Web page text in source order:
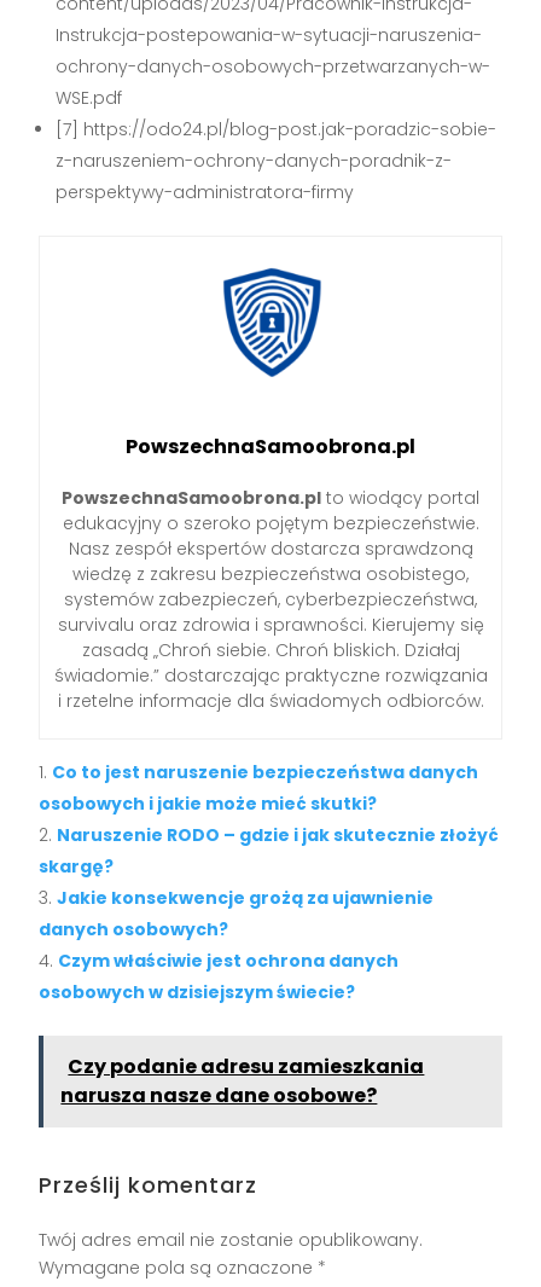
Instrukcja-postepowania-w-sytuacji-naruszenia-
ochrony-danych-osobowych-przetwarzanych-w-
WSE.pdf
[7] https://odo24.pl/blog-post.jak-poradzic-sobie-
z-naruszeniem-ochrony-danych-poradnik-z-
perspektywy-administratora-firmy
PowszechnaSamoobrona.pl
PowszechnaSamoobrona.pl to wiodący portal
edukacyjny o szeroko pojętym bezpieczeństwie.
Nasz zespół ekspertów dostarcza sprawdzoną
wiedzę z zakresu bezpieczeństwa osobistego,
systemów zabezpieczeń, cyberbezpieczeństwa,
survivalu oraz zdrowia i sprawności. Kierujemy się
zasadą „Chroń siebie. Chroń bliskich. Działaj
świadomie.” dostarczając praktyczne rozwiązania
i rzetelne informacje dla świadomych odbiorców.
Co to jest naruszenie bezpieczeństwa danych
osobowych i jakie może mieć skutki?
Naruszenie RODO – gdzie i jak skutecznie złożyć
skargę?
Jakie konsekwencje grożą za ujawnienie
danych osobowych?
Czym właściwie jest ochrona danych
osobowych w dzisiejszym świecie?
Czy podanie adresu zamieszkania
narusza nasze dane osobowe?
Prześlij komentarz
Twój adres email nie zostanie opublikowany.
Wymagane pola są oznaczone *